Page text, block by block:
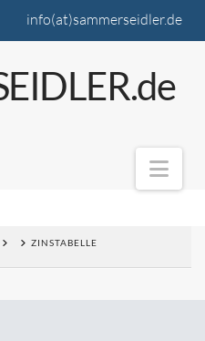
info(at)sammerseidler.de
ZINSTABELLE